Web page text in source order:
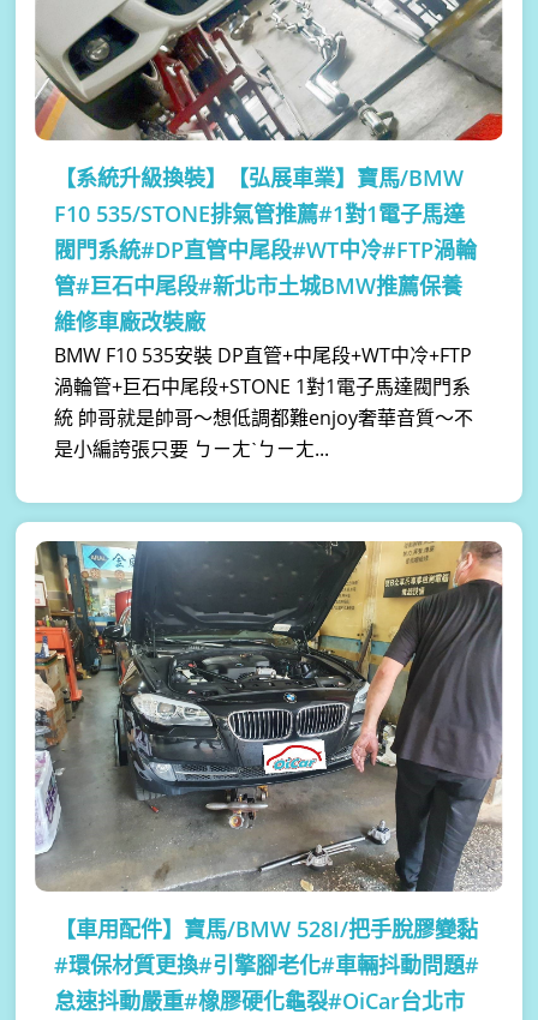
【系統升級換裝】
【弘展車業】寶馬/BMW
F10 535/STONE排氣管推薦#1對1電子馬達
閥門系統#DP直管中尾段#WT中冷#FTP渦輪
管#巨石中尾段#新北市土城BMW推薦保養
維修車廠改裝廠
BMW F10 535安裝 DP直管+中尾段+WT中冷+FTP
渦輪管+巨石中尾段+STONE 1對1電子馬達閥門系
統 帥哥就是帥哥～想低調都難enjoy奢華音質～不
是小編誇張只要 ㄅㄧㄤˋㄅㄧㄤ...
【車用配件】 寶馬/BMW 528I/把手脫膠變黏
#環保材質更換#引擎腳老化#車輛抖動問題#
怠速抖動嚴重#橡膠硬化龜裂#OiCar台北市